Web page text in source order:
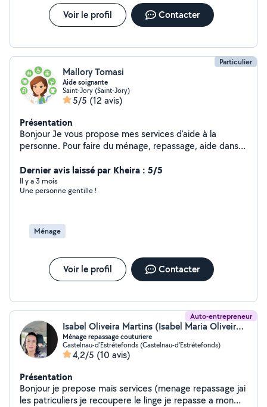
Voir le profil Contacter
Particulier
Mallory Tomasi
Aide soignante
Saint-Jory (Saint-Jory)
5/5 (12 avis)
Présentation
Bonjour Je vous propose mes services d'aide à la
personne. Pour faire du ménage, repassage, aide dans
courses... Je dispose d'une shampouineuse (nettoyage
canapé, tapis, siège voiture..)
Dernier avis laissé par Kheira : 5/5
Il y a 3 mois
Une personne gentille !
Ménage
Voir le profil Contacter
Auto-entrepreneur
Isabel Oliveira Martins (Isabel Maria Oliveira Martins)
Ménage repassage couturiere
Castelnau-d'Estrétefonds (Castelnau-d'Estrétefonds)
4,2/5 (10 avis)
Présentation
Bonjour je prepose mais services (menage repassage jai
les patriculiers je recoupere le linge je repasse a mon